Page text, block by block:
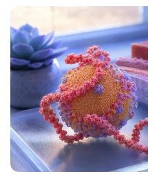
வெளியிடப்பட்டது: ஆகஸ்ட் […]